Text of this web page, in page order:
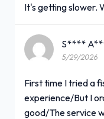
It's getting slower.
S****
5/29/2026
First time I tried a
experience/But I
good/The service